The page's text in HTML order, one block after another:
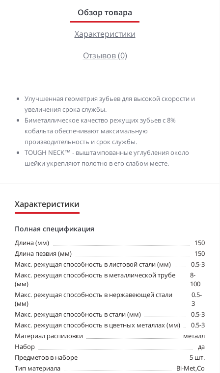
Обзор товара
Характеристики
Отзывов (0)
Улучшенная геометрия зубьев для высокой скорости и
увеличения срока службы.
Биметаллическое качество режущих зубьев с 8%
кобальта обеспечивают максимальную
производительность и срок службы.
TOUGH NECK™ - выштампованные углубления около
шейки укрепляют полотно в его слабом месте.
Характеристики
Полная спецификация
Длина (мм)
150
Длина пезвия (мм)
150
Макс. режущая способность в листовой стали (мм)
0.5-3
Макс. режущая способность в металлической трубе
(мм)
8-
100
Макс. режущая способность в нержавеющей стали
(мм)
0.5-
3
Макс. режущая способность в стали (мм)
0.5-3
Макс. режущая способность в цветных металлах (мм)
0.5-3
Материал распиловки
металл
Набор
да
Предметов в наборе
5 шт.
Тип материала
Bi-Met,Co